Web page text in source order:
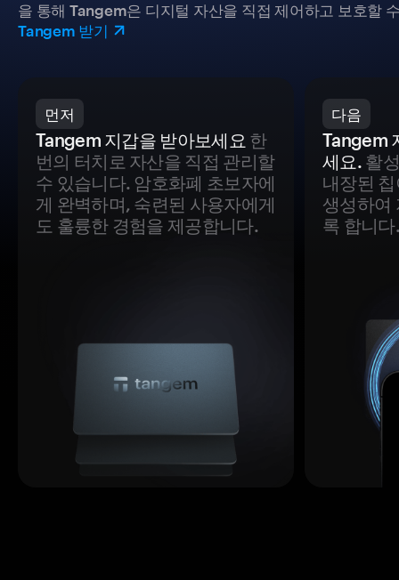
을 통해 Tangem은 디지털 자산을 직접 제어하고 보호할
Tangem 받기
먼저
Tangem 지갑을 받아보세요 한
번의 터치로 자산을 직접 관리할
수 있습니다. 암호화폐 초보자에
게 완벽하며, 숙련된 사용자에게
도 훌륭한 경험을 제공합니다.
다음
Tangem
세요.활
내장된
생성하여
록 합니다.